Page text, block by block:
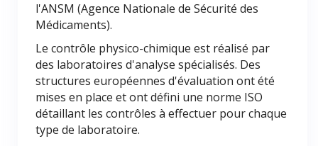
l'ANSM (Agence Nationale de Sécurité des
Médicaments).
Le contrôle physico-chimique est réalisé par
des laboratoires d'analyse spécialisés. Des
structures européennes d'évaluation ont été
mises en place et ont défini une norme ISO
détaillant les contrôles à effectuer pour chaque
type de laboratoire.